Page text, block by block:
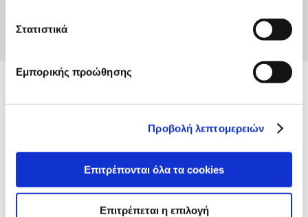
Στατιστικά
Εμπορικής προώθησης
Προβολή λεπτομερειών
Επιτρέπονται όλα τα cookies
Επιτρέπεται η επιλογή